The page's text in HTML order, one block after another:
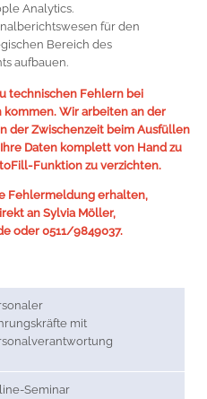
Analytics.
für den
Bereich des
aufbauen.
technischen Fehlern bei
Wir arbeiten an der
der Zwischenzeit beim Ausfüllen
Daten komplett von Hand zu
Funktion zu verzichten.
Fehlermeldung erhalten,
an Sylvia Möller,
oder 0511/9849037.
mit
Seminar